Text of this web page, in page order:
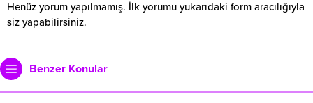
Henüz yorum yapılmamış. İlk yorumu yukarıdaki form aracılığıyla
siz yapabilirsiniz.
Benzer Konular